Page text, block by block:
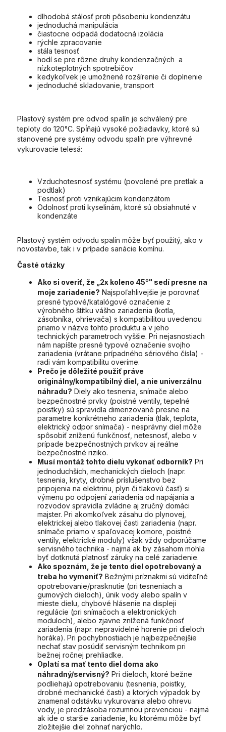
dlhodobá stálosť proti pôsobeniu kondenzátu
jednoduchá manipulácia
čiastocne odpadá dodatocná izolácia
rýchle zpracovanie
stála tesnosť
hodí se pre rôzne druhy kondenzačných a
nízkoteplotných spotrebičov
kedykoľvek je umožnené rozšírenie či doplnenie
jednoduché skladovanie, transport
Plastový systém pre odvod spalín je schválený pre
teploty do 120°C. Spĺňajú vysoké požiadavky, ktoré sú
stanovené pre systémy odvodu spalín pre výhrevné
vykurovacie telesá:
Vzduchotesnosť systému (povolené pre pretlak a
podtlak)
Tesnosť proti vznikajúcim kondenzátom
Odolnosť proti kyselinám, ktoré sú obsiahnuté v
kondenzáte
Plastový systém odvodu spalín môže byť použitý, ako v
novostavbe, tak i v prípade sanácie komínu.
Časté otázky
Ako si overiť, že „2x koleno 45°" sedí presne na
moje zariadenie? Najspoľahlivejšie je porovnať
presné typové/katalógové označenie z
výrobného štítku vášho zariadenia (kotla,
zásobníka, ohrievača) s kompatibilitou uvedenou
priamo v názve tohto produktu a v jeho
technických parametroch vyššie. Pri nejasnostiach
nám napíšte presné typové označenie svojho
zariadenia (vrátane prípadného sériového čísla) -
radi vám kompatibilitu overíme.
Prečo je dôležité použiť práve
originálny/kompatibilný diel, a nie univerzálnu
náhradu? Diely ako tesnenia, snímače alebo
bezpečnostné prvky (poistné ventily, tepelné
poistky) sú spravidla dimenzované presne na
parametre konkrétneho zariadenia (tlak, teplota,
elektrický odpor snímača) - nesprávny diel môže
spôsobiť zníženú funkčnosť, netesnosť, alebo v
prípade bezpečnostných prvkov aj reálne
bezpečnostné riziko.
Musí montáž tohto dielu vykonať odborník? Pri
jednoduchších, mechanických dieloch (napr.
tesnenia, kryty, drobné príslušenstvo bez
pripojenia na elektrinu, plyn či tlakovú časť) si
výmenu po odpojení zariadenia od napájania a
rozvodov spravidla zvládne aj zručný domáci
majster. Pri akomkoľvek zásahu do plynovej,
elektrickej alebo tlakovej časti zariadenia (napr.
snímače priamo v spaľovacej komore, poistné
ventily, elektrické moduly) však vždy odporúčame
servisného technika - najmä ak by zásahom mohla
byť dotknutá platnosť záruky na celé zariadenie.
Ako spoznám, že je tento diel opotrebovaný a
treba ho vymeniť? Bežnými príznakmi sú viditeľné
opotrebovanie/prasknutie (pri tesneniach a
gumových dieloch), únik vody alebo spalín v
mieste dielu, chybové hlásenie na displeji
regulácie (pri snímačoch a elektronických
moduloch), alebo zjavne znížená funkčnosť
zariadenia (napr. nepravidelné horenie pri dieloch
horáka). Pri pochybnostiach je najbezpečnejšie
nechať stav posúdiť servisným technikom pri
bežnej ročnej prehliadke.
Oplatí sa mať tento diel doma ako
náhradný/servisný? Pri dieloch, ktoré bežne
podliehajú opotrebovaniu (tesnenia, poistky,
drobné mechanické časti) a ktorých výpadok by
znamenal odstávku vykurovania alebo ohrevu
vody, je predzásoba rozumnou prevenciou - najmä
ak ide o staršie zariadenie, ku ktorému môže byť
zložitejšie diel zohnať narýchlo.